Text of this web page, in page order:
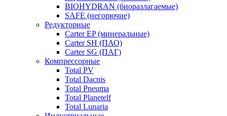
BIOHYDRAN (биоразлагаемые)
SAFE (негорючие)
Редукторные
Carter EP (минеральные)
Carter SH (ПАО)
Carter SG (ПАГ)
Компрессорные
Total PV
Total Dacnis
Total Pneuma
Total Planetelf
Total Lunaria